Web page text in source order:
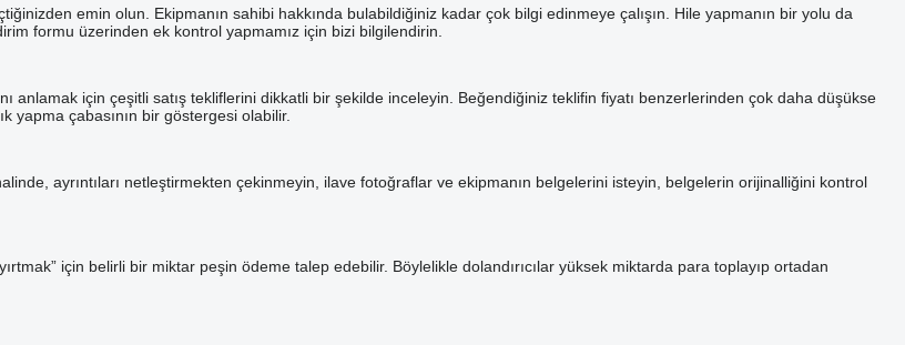
emin olun. Ekipmanın sahibi hakkında bulabildiğiniz kadar çok bilgi edinmeye çalışın. Hile yapmanın bir yolu da
formu üzerinden ek kontrol yapmamız için bizi bilgilendirin.
anlamak için çeşitli satış tekliflerini dikkatli bir şekilde inceleyin. Beğendiğiniz teklifin fiyatı benzerlerinden çok daha düşükse
yapma çabasının bir göstergesi olabilir.
ayrıntıları netleştirmekten çekinmeyin, ilave fotoğraflar ve ekipmanın belgelerini isteyin, belgelerin orijinalliğini kontrol
için belirli bir miktar peşin ödeme talep edebilir. Böylelikle dolandırıcılar yüksek miktarda para toplayıp ortadan